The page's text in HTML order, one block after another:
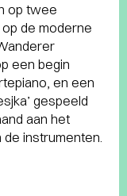
op twee
de moderne
een begin
en een
gespeeld
aan het
instrumenten.